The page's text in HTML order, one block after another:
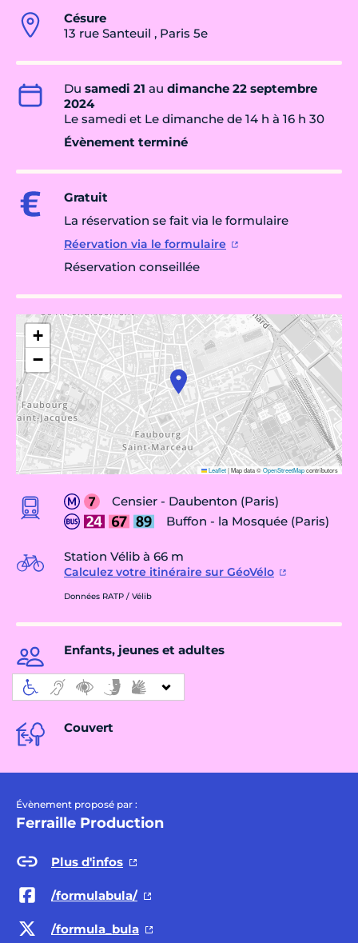
Césure
13 rue Santeuil , Paris 5e
Du samedi 21 au dimanche 22 septembre
2024
Le samedi et Le dimanche de 14 h à 16 h 30
Évènement terminé
Gratuit
La réservation se fait via le formulaire
Réervation via le formulaire
Réservation conseillée
+
−
Leaflet|Map data ©OpenStreetMapcontributors
Censier - Daubenton (Paris)
Buffon - la Mosquée (Paris)
Station Vélib à 66 m
Calculez votre itinéraire sur GéoVélo
Données RATP / Vélib
Enfants, jeunes et adultes
Couvert
Évènement proposé par :
Ferraille Production
Plus d'infos
/formulabula/
/formula_bula